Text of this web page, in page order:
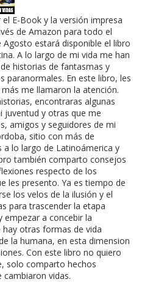
el E-Book y la versión impresa
de Amazon para todo el
Agosto estará disponible el libro
A lo largo de mi vida me han
historias de fantasmas y
paranormales. En este libro, les
me llamaron la atención.
encontraras algunas
juventud y otras que me
amigos y seguidores de mi
sitio con más de
a lo largo de Latinoámerica y
también comparto consejos
respecto de los
les presento. Ya es tiempo de
los velos de la ilusión y el
para trascender la etapa
a concebir la
hay otras formas de vida
la humana, en esta dimension
Con este libro no quiero
solo comparto hechos
cambiaron vidas.